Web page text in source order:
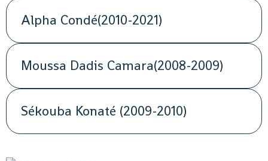
Alpha Condé(2010-2021)
Moussa Dadis Camara(2008-2009)
Sékouba Konaté (2009-2010)